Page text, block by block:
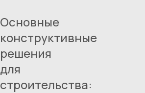
Основные
конструктивные
решения
для
строительства: